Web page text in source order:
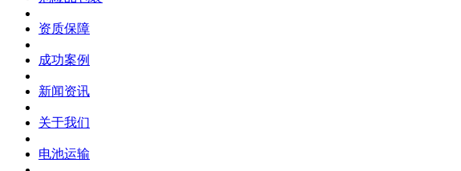
资质保障
成功案例
新闻资讯
关于我们
电池运输